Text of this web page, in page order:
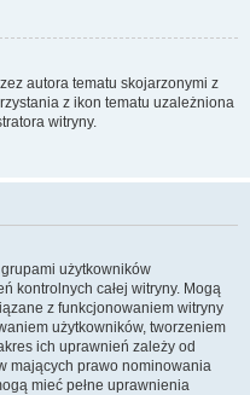
autora tematu skojarzonymi z
z ikon tematu uzależniona
witryny.
użytkowników
kontrolnych całej witryny. Mogą
z funkcjonowaniem witryny
użytkowników, tworzeniem
ich uprawnień zależy od
mających prawo nominowania
mieć pełne uprawnienia